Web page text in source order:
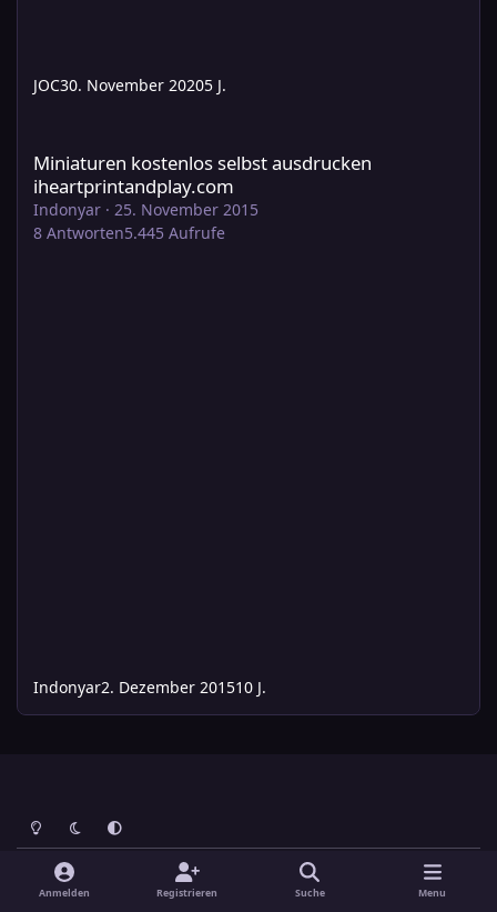
JOC30. November 20205 J.
Miniaturen kostenlos selbst ausdrucken
iheartprintandplay.com
Indonyar · 25. November 2015
8 Antworten5.445 Aufrufe
Indonyar2. Dezember 201510 J.
Heller ModusDunkler ModusSystemeinstellung
Sprache Design Datenschutzerklärung
Kontakt
Anmelden Registrieren Suche Menu